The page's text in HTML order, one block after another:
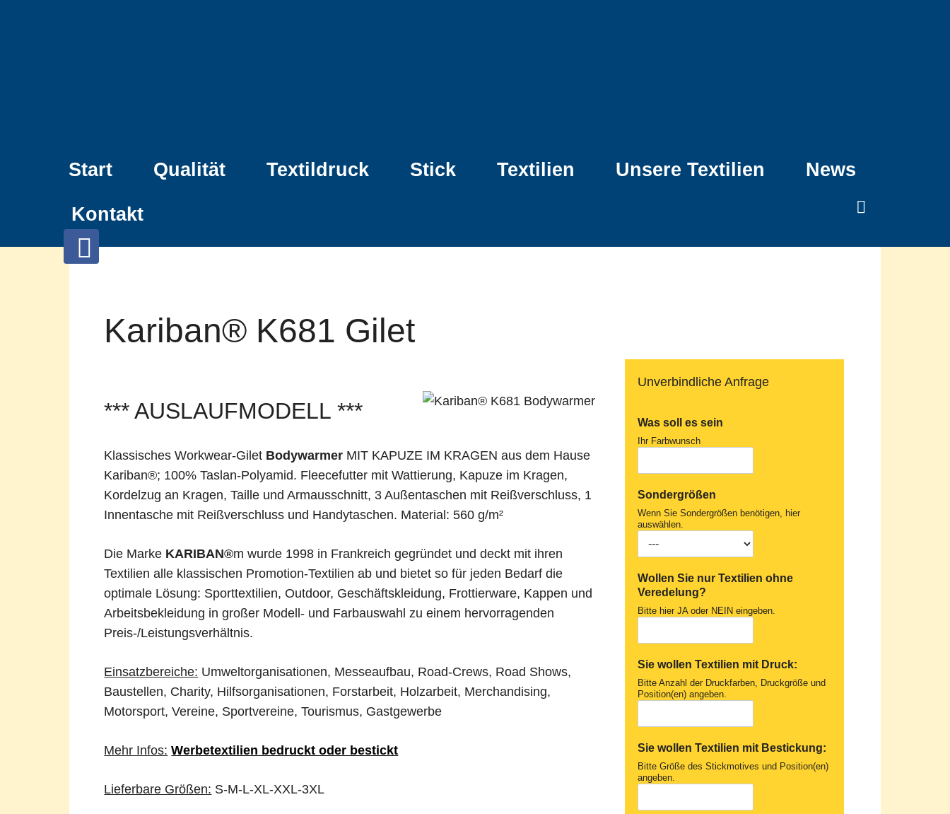
auf
Start Qualität Textildruck Stick Textilien Unsere Textilien News
Kontakt
Kariban® K681 Gilet
*** AUSLAUFMODELL ***
Klassisches Workwear-Gilet Bodywarmer MIT KAPUZE IM KRAGEN aus dem Hause
Kariban®; 100% Taslan-Polyamid. Fleecefutter mit Wattierung, Kapuze im Kragen,
Kordelzug an Kragen, Taille und Armausschnitt, 3 Außentaschen mit Reißverschluss, 1
Innentasche mit Reißverschluss und Handytaschen. Material: 560 g/m²
Die Marke KARIBAN®m wurde 1998 in Frankreich gegründet und deckt mit ihren
Textilien alle klassischen Promotion-Textilien ab und bietet so für jeden Bedarf die
optimale Lösung: Sporttextilien, Outdoor, Geschäftskleidung, Frottierware, Kappen und
Arbeitsbekleidung in großer Modell- und Farbauswahl zu einem hervorragenden
Preis-/Leistungsverhältnis.
Einsatzbereiche: Umweltorganisationen, Messeaufbau, Road-Crews, Road Shows,
Baustellen, Charity, Hilfsorganisationen, Forstarbeit, Holzarbeit, Merchandising,
Motorsport, Vereine, Sportvereine, Tourismus, Gastgewerbe
Mehr Infos: Werbetextilien bedruckt oder bestickt
Lieferbare Größen: S-M-L-XL-XXL-3XL
Unverbindliche Anfrage
Was soll es sein
Ihr Farbwunsch
Sondergrößen
Wenn Sie Sondergrößen benötigen, hier
auswählen.
Wollen Sie nur Textilien ohne
Veredelung?
Bitte hier JA oder NEIN eingeben.
Sie wollen Textilien mit Druck:
Bitte Anzahl der Druckfarben, Druckgröße und
Position(en) angeben.
Sie wollen Textilien mit Bestickung:
Bitte Größe des Stickmotives und Position(en)
angeben.